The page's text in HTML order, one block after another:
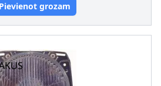
Pievienot grozam